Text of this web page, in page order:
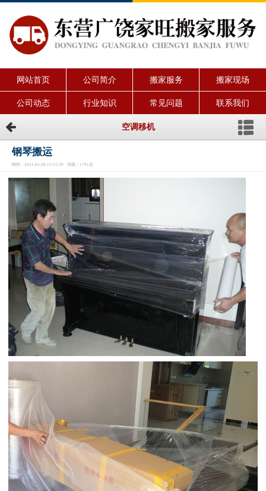
网站首页 公司简介 搬家服务 搬家现场
公司动态 行业知识 常见问题 联系我们
空调移机
钢琴搬运
时间：2021-02-28 15:15:39 浏览：1791次